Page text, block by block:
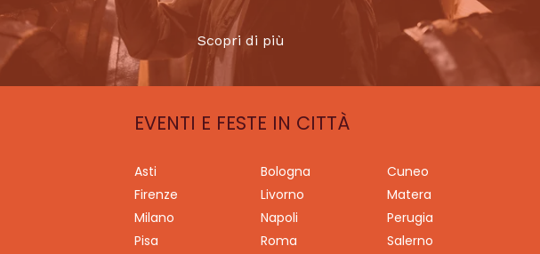
Scopri di più
EVENTI E FESTE IN CITTÀ
Asti Bologna
Cuneo
Firenze
Livorno
Matera
Milano
Napoli
Perugia
Pisa
Roma
Salerno